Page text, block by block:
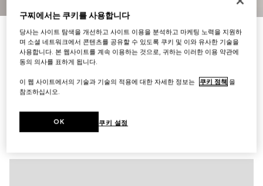
[GG 마몽] 미니 숄더백
₩2,430,000
다른 스타일 라이트 핑크 레더
구찌에서는 쿠키를 사용합니다
당사는 사이트 탐색을 개선하고 사이트 이용을 분석하고 마케팅 노력을 지원하
며 소셜 네트워크에서 콘텐츠를 공유할 수 있도록 쿠키 및 이와 유사한 기술을
사용합니다. 본 웹사이트를 계속 이용하는 것으로, 귀하는 이러한 이용 약관에
동의 의사를 표하게 됩니다.
이 웹 사이트에서의 기술과 기술의 적용에 대한 자세한 정보는 쿠키 정책 을
참조하십시오.
쿠키 설정
OK